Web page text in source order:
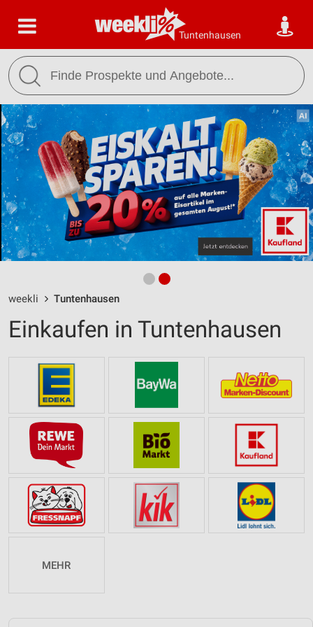
Tuntenhausen
weekli Tuntenhausen
Einkaufen in Tuntenhausen
MEHR